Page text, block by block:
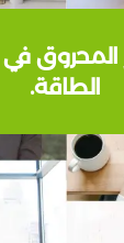
في
الطاقة.